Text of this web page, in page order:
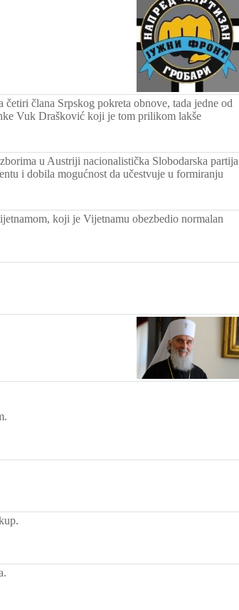
člana Srpskog pokreta obnove, tada jedne od
Vuk Drašković koji je tom prilikom lakše
u Austriji nacionalistička Slobodarska partija
i dobila mogućnost da učestvuje u formiranju
koji je Vijetnamu obezbedio normalan